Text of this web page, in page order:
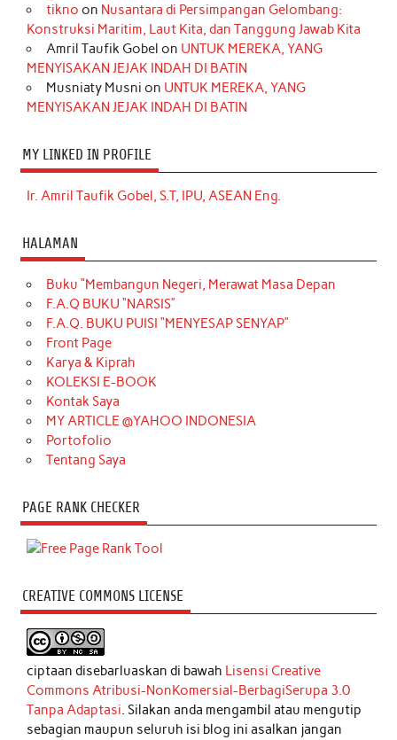
tikno on Nusantara di Persimpangan Gelombang:
Konstruksi Maritim, Laut Kita, dan Tanggung Jawab Kita
Amril Taufik Gobel on UNTUK MEREKA, YANG
MENYISAKAN JEJAK INDAH DI BATIN
Musniaty Musni on UNTUK MEREKA, YANG
MENYISAKAN JEJAK INDAH DI BATIN
MY LINKED IN PROFILE
Ir. Amril Taufik Gobel, S.T, IPU, ASEAN Eng.
HALAMAN
Buku “Membangun Negeri, Merawat Masa Depan
F.A.Q BUKU “NARSIS”
F.A.Q. BUKU PUISI “MENYESAP SENYAP”
Front Page
Karya & Kiprah
KOLEKSI E-BOOK
Kontak Saya
MY ARTICLE @YAHOO INDONESIA
Portofolio
Tentang Saya
PAGE RANK CHECKER
CREATIVE COMMONS LICENSE
ciptaan disebarluaskan di bawah Lisensi Creative
Commons Atribusi-NonKomersial-BerbagiSerupa 3.0
Tanpa Adaptasi . Silakan anda mengambil atau mengutip
sebagian maupun seluruh isi blog ini asalkan jangan